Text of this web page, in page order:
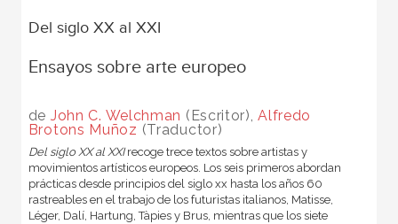
Del siglo XX al XXI
Ensayos sobre arte europeo
de John C. Welchman (Escritor),Alfredo
Brotons Muñoz (Traductor)
Del siglo XX al XXIrecoge trece textos sobre artistas y
movimientos artísticos europeos. Los seis primeros abordan
prácticas desde principios del siglo xx hasta los años 60
rastreables en el trabajo de los futuristas italianos, Matisse,
Léger, Dalí, Hartung, Tàpies y Brus, mientras que los siete